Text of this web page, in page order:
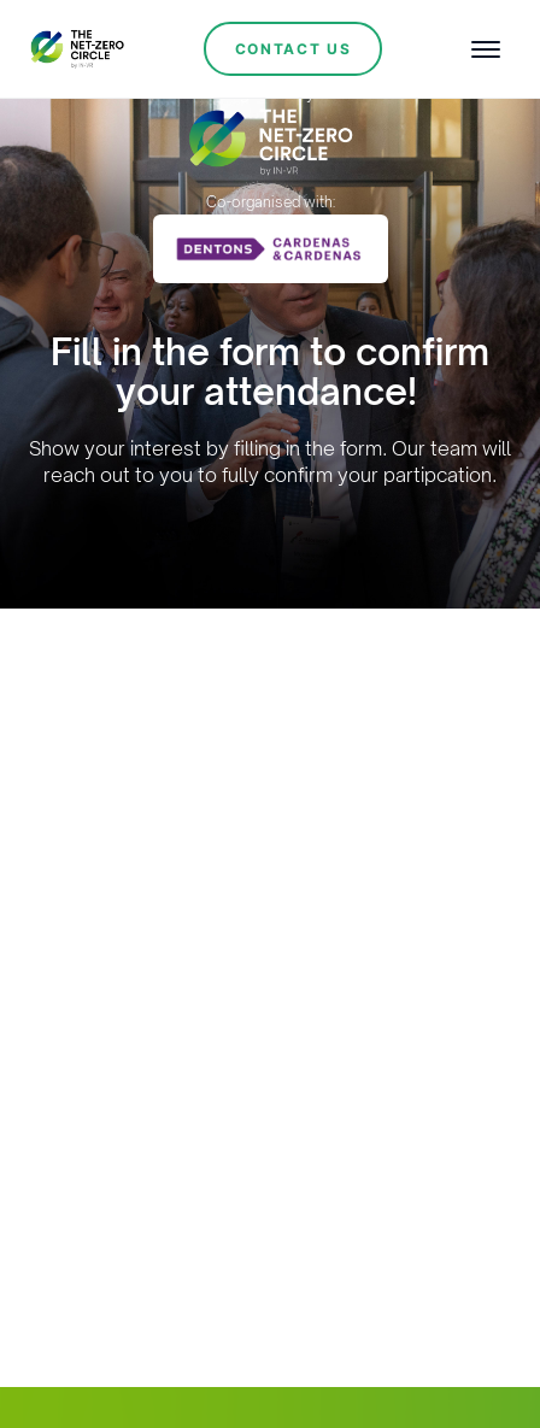
CONTACT US
Co-organised with:
Fill in the form to confirm
your attendance!
Show your interest by filling in the form. Our team will
reach out to you to fully confirm your partipcation.